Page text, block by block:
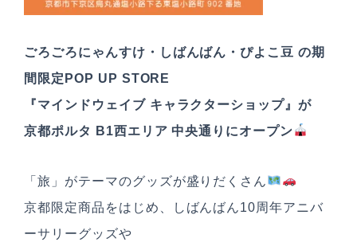
ごろごろにゃんすけ・しばんばん・ぴよこ豆 の期
間限定POP UP STORE
『マインドウェイブ キャラクターショップ』が
京都ポルタ B1西エリア 中央通りにオープン
「旅」がテーマのグッズが盛りだくさん
京都限定商品をはじめ、しばんばん10周年アニバ
ーサリーグッズや